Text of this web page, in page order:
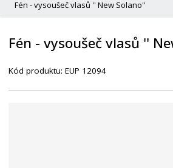
o
í
t
Fén - vysoušeč vlasů '' New Solano''
Fén - vysoušeč vlasů ''
Kód produktu:EUP 12094